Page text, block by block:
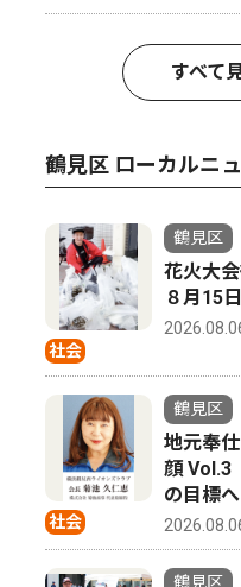
すべて
鶴見区 ローカルニ
社会
鶴見区
花火大
８月15
社会
鶴見区
地元奉
顔 Vol.3
の目標へ
鶴見区